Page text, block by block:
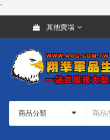
`
其他賣場